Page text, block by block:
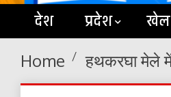
देश प्रदेश खेल
Home हथकरघा मेले में